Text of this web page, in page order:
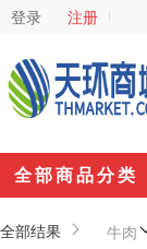
登录 注册
全部商品分类
全部结果 牛肉